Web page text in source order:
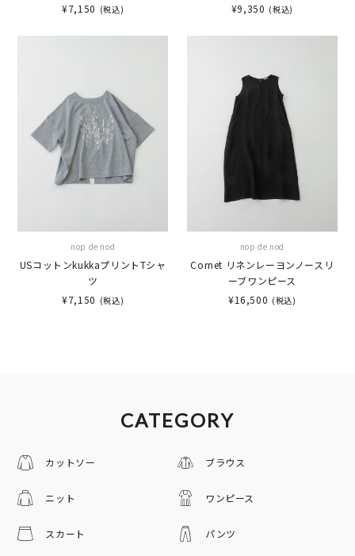
¥7,150 (税込) ¥9,350 (税込)
nop de nod
USコットンkukkaプリントTシャ
ツ
¥7,150 (税込)
nop de nod
Cornet リネンレーヨンノースリ
ーブワンピース
¥16,500 (税込)
CATEGORY
カットソー ブラウス
ニット ワンピース
スカート パンツ